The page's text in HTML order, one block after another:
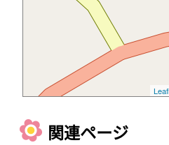
関連ページ